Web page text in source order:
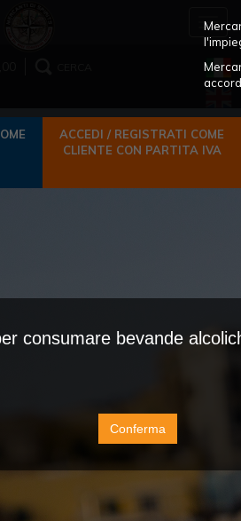
ACCEDI / REGISTRATI COME
CLIENTE CON PARTITA IVA
consumare bevande
Conferma